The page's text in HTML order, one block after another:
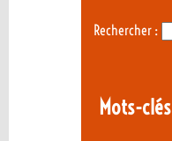
Rechercher :
Mots-clés